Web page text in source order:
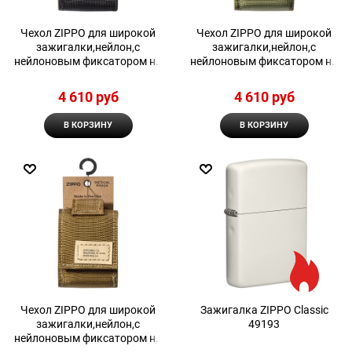
Чехол ZIPPO для широкой
зажигалки,нейлон,с
нейлоновым фиксатором на
4 610 руб
В КОРЗИНУ
Чехол ZIPPO для широкой
зажигалки,нейлон,с
нейлоновым фиксатором на
4 610 руб
В КОРЗИНУ
Чехол ZIPPO для широкой
зажигалки,нейлон,с
нейлоновым фиксатором на
Зажигалка ZIPPO Classic
49193